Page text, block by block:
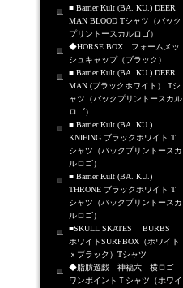
■ Barrier Kult (BA. KU.) DEER
MAN BLOOD Tシャツ（バック
プリントースカルロゴ）
◆HORSE BOX フォームメッ
シュキャップ（ブラック）
■ Barrier Kult (BA. KU.) DEER
MAN (ブラックホワイト） Tシ
ャツ（バックプリントースカル
ロゴ）
■ Barrier Kult (BA. KU.)
KNIFING ブラックホワイト T
シャツ（バックプリントースカ
ルロゴ）
■ Barrier Kult (BA. KU.)
THRONE ブラックホワイト T
シャツ（バックプリントースカ
ルロゴ）
■SKULL SKATES BURBS
ホワイトSURFBOX（ホワイト
ｘブラック）Tシャツ
◆脂肪遊戯 神福六 横ロゴ
ワンポイントＴシャツ（ホワイ